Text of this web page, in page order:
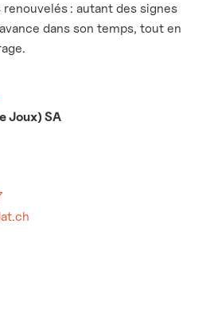
: autant des signes
dans son temps, tout en
Joux) SA